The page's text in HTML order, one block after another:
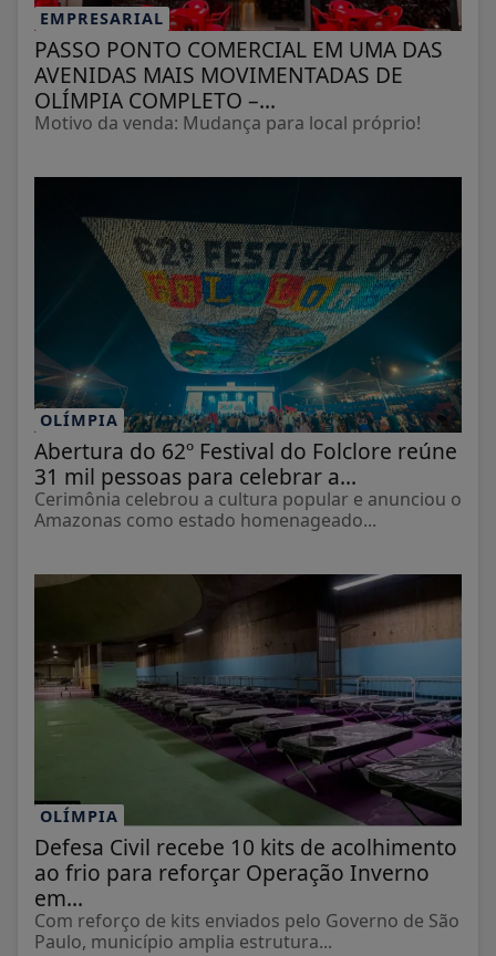
EMPRESARIAL
PASSO PONTO COMERCIAL EM UMA DAS
AVENIDAS MAIS MOVIMENTADAS DE
OLÍMPIA COMPLETO –...
Motivo da venda: Mudança para local próprio!
OLÍMPIA
Abertura do 62º Festival do Folclore reúne
31 mil pessoas para celebrar a...
Cerimônia celebrou a cultura popular e anunciou o
Amazonas como estado homenageado...
OLÍMPIA
Defesa Civil recebe 10 kits de acolhimento
ao frio para reforçar Operação Inverno
em...
Com reforço de kits enviados pelo Governo de São
Paulo, município amplia estrutura...